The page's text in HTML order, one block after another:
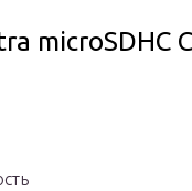
microSDHC